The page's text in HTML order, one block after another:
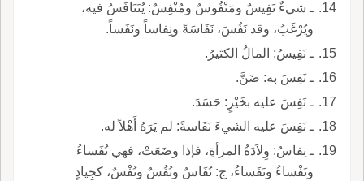
ـ شيءٌ نَفِيسٌ ومَنْفُوسٌ ومُنْفِسٌ: يُتَنَافَسُ فيه،
ويُرْغَبُ، وقد نَفُسَ، نَفَاسَةً ونِفاساً ونَفَساً.
ـ نَفِيسُ: المالُ الكثيرُ.
ـ نَفِسَ به: ضَنَّ.
ـ نَفِسَ عليه بخَيْرٍ: حَسَدَ.
ـ نَفِسَ عليه الشيءَ نَفَاسةً: لم يَرَهُ أَهْلاً له.
ـ نِفاسُ: وِلاَدَةُ المرأةِ، فإذا وضَعَتْ، فهي نُفَساءُ
ونَفْساءُ ونَفَساءُ، ج: نُفَاسٌ ونُفُسٌ ونُفْسٌ، كجِيادٍ